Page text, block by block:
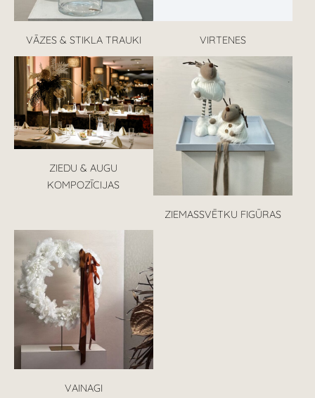
VĀZES & STIKLA TRAUKI VIRTENES
ZIEDU & AUGU
KOMPOZĪCIJAS
ZIEMASSVĒTKU FIGŪRAS
VAINAGI